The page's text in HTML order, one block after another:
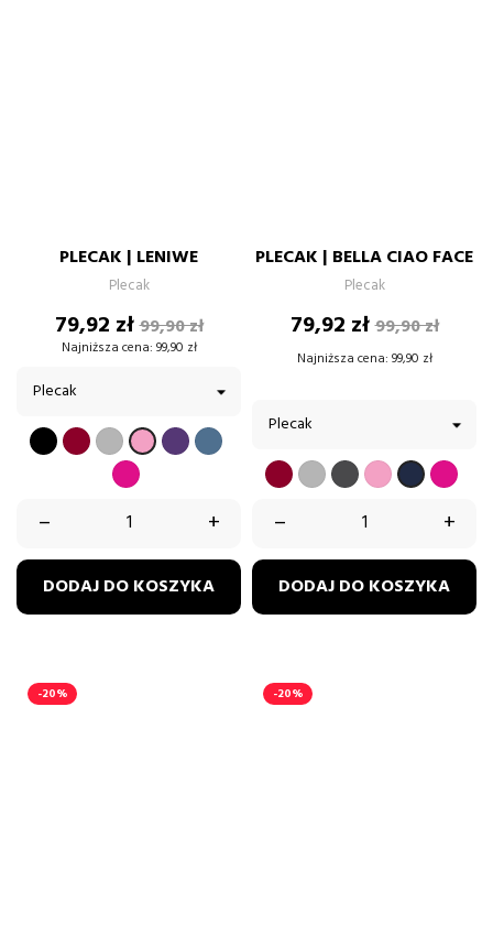
PLECAK | LENIWE
Plecak
Cena
79,92 złCena
podstawowa
99,90 zł
Najniższa cena: 99,90 zł
CZARNYBORDOWY
SZARYPUDROWYFIOLETOWY
BŁĘKITNY
FUKSJA
– +
DODAJ DO KOSZYKA
PLECAK | BELLA CIAO FACE
Plecak
Cena
79,92 złCena
99,90 zł
Najniższa cena: 99,90 zł
BORDOWY
SZARYGRAFITPUDROWY
– +
DODAJ DO KOSZYKA
-20% -20%